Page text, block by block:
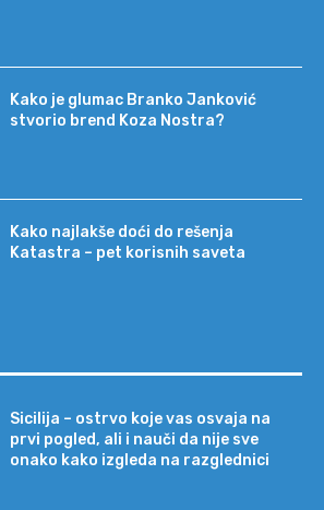
Kako je glumac Branko Janković
stvorio brend Koza Nostra?
Kako najlakše doći do rešenja
Katastra – pet korisnih saveta
Sicilija – ostrvo koje vas osvaja na
prvi pogled, ali i nauči da nije sve
onako kako izgleda na razglednici